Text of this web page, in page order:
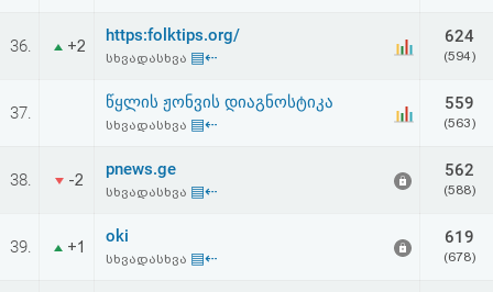
36. +2
https:folktips.org/
სხვადასხვა ▤⇠
624
(594)
37.
წყლის ჟონვის დიაგნოსტიკა
სხვადასხვა ▤⇠
559
(563)
38. -2
pnews.ge
სხვადასხვა ▤⇠
562
(588)
39. +1
oki
სხვადასხვა ▤⇠
619
(678)